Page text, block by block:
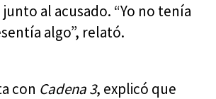
junto al acusado. “Yo no tenía
algo”, relató.
con Cadena 3, explicó que